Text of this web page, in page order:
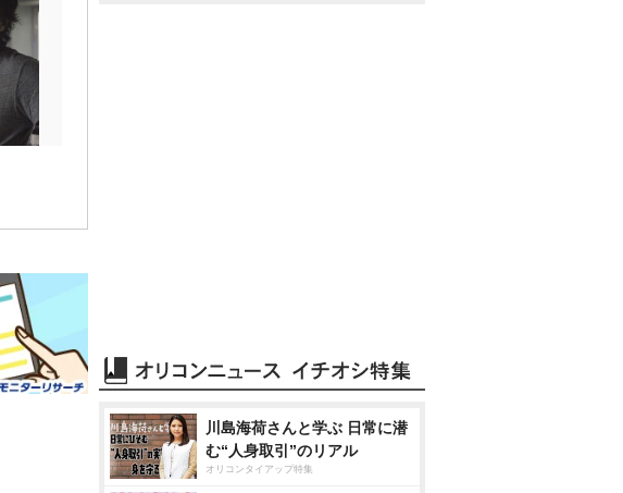
川島海荷さんと学ぶ 日常に潜
む“人身取引”のリアル
オリコンタイアップ特集